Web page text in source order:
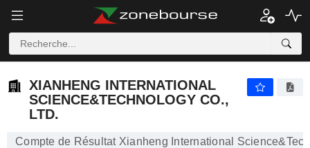
XIANHENG INTERNATIONAL
SCIENCE&TECHNOLOGY CO.,
LTD.
Compte de Résultat Xianheng International